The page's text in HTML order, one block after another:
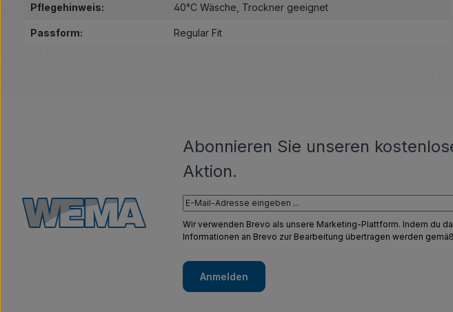
Pflegehinweis: 40°C Wäsche , Trockner geeignet
Passform: Regular Fit
Abonnieren Sie unseren
Aktion.
Wir verwenden Brevo als unsere Marketing-Plattform. Indem du
Informationen an Brevo zur Bearbeitung übertragen werden
Anmelden